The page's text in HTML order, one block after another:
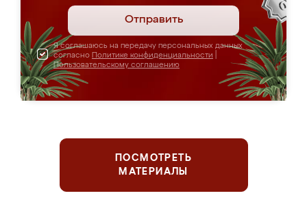
Отправить
Я соглашаюсь на передачу персональных данных
согласно Политике конфиденциальности
Пользовательскому соглашению
ПОСМОТРЕТЬ
МАТЕРИАЛЫ